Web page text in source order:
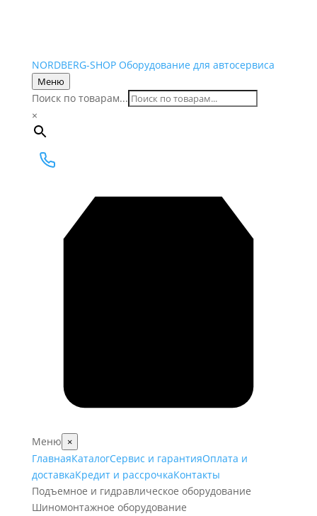
NORDBERG-SHOP Оборудование для автосервиса
Меню
Поиск по товарам...
×
Меню ×
ГлавнаяКаталогСервис и гарантияОплата и
доставкаКредит и рассрочкаКонтакты
Подъемное и гидравлическое оборудование
Шиномонтажное оборудование